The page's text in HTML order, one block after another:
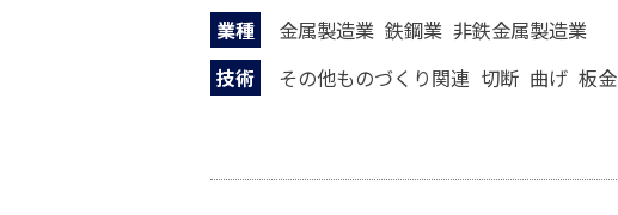
業種 金属製造業 鉄鋼業 非鉄金属製造業
技術
その他ものづくり関連 切断 曲げ 板金